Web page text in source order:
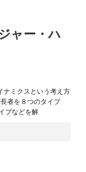
ャー・ハ
ミクスという考え方
者を８つのタイプ
プなどを解